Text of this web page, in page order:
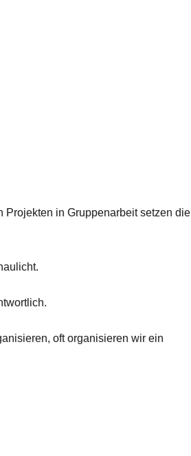
in Gruppenarbeit setzen die
oft organisieren wir ein